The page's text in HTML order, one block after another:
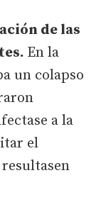
de las
En la
un colapso
a la
el